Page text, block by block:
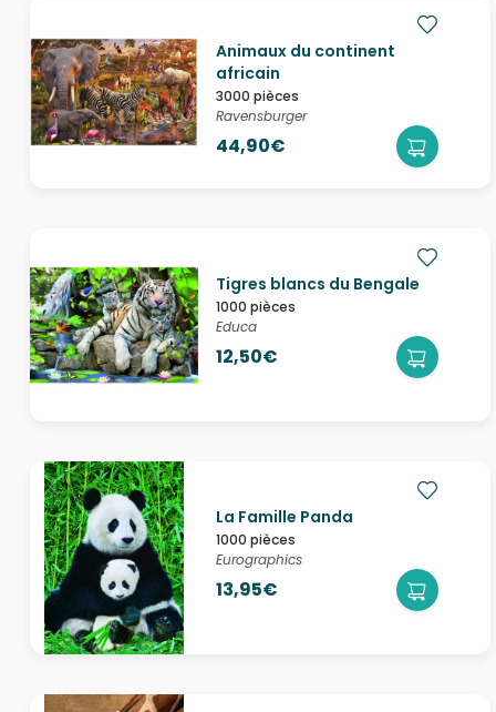
Animaux du continent
africain
3000 pièces
Ravensburger
44,90€
Tigres blancs du Bengale
1000 pièces
Educa
12,50€
La Famille Panda
1000 pièces
Eurographics
13,95€